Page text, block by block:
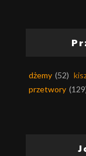
dżemy (52)
przetwory